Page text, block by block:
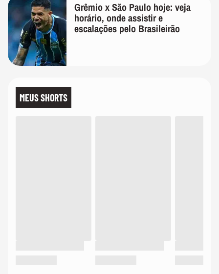
Grêmio x São Paulo hoje: veja
horário, onde assistir e
escalações pelo Brasileirão
MEUS SHORTS